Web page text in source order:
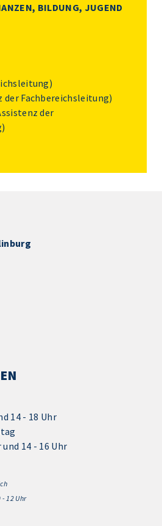
BILDUNG, JUGEND
der Fachbereichsleitung)
der
14 - 18 Uhr
14 - 16 Uhr
- 12 Uhr